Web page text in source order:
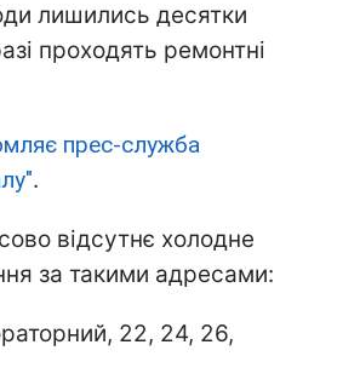
лишились десятки
проходять ремонтні
прес-служба
.
відсутнє холодне
за такими адресами:
22, 24, 26,